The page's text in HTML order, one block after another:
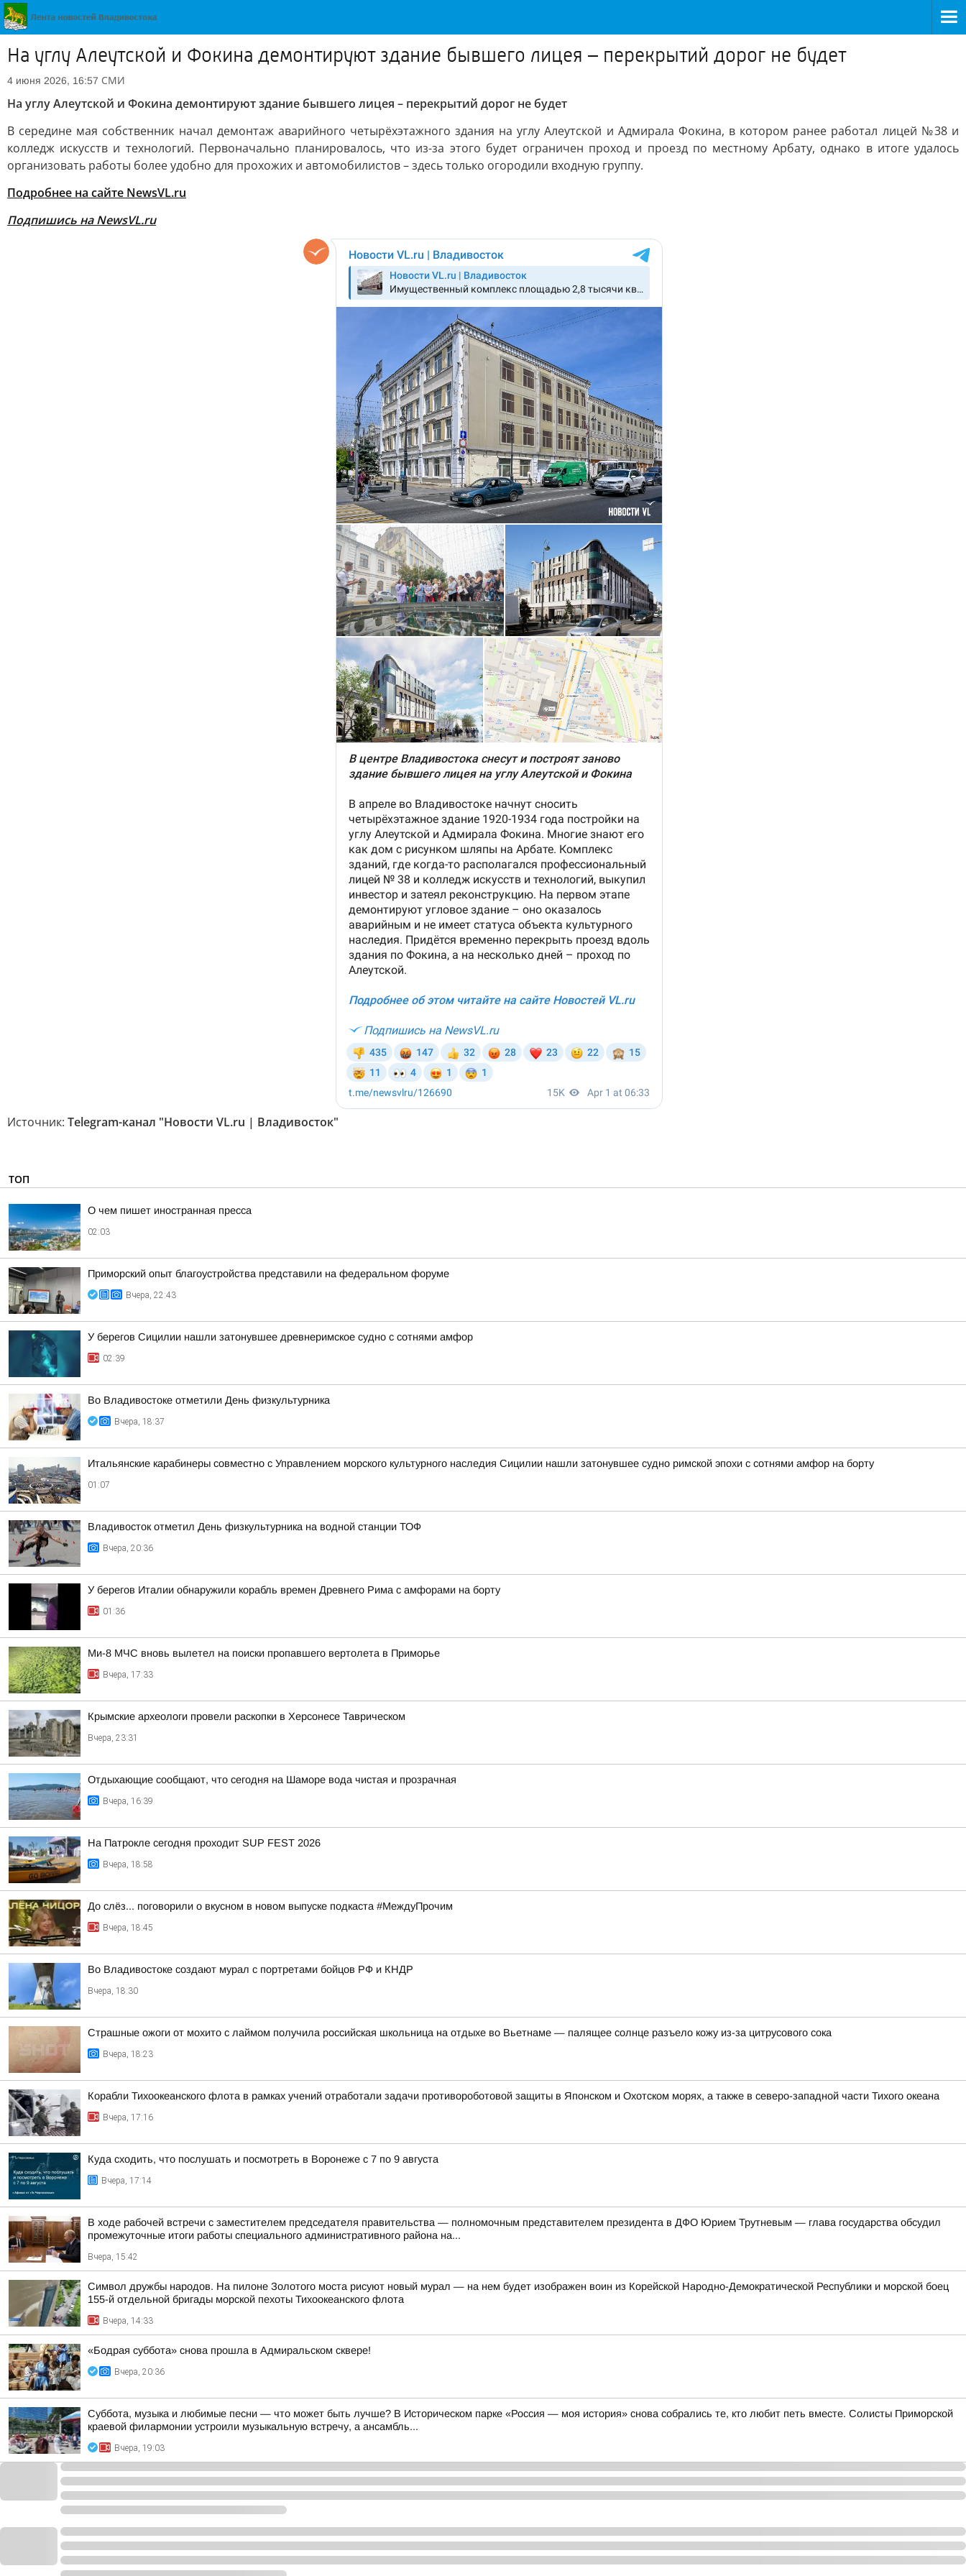
На углу Алеутской и Фокина демонтируют здание бывшего лицея – перекрытий дорог не будет
4 июня 2026, 16:57 СМИ
На углу Алеутской и Фокина демонтируют здание бывшего лицея – перекрытий дорог не будет
В середине мая собственник начал демонтаж аварийного четырёхэтажного здания на углу Алеутской и Адмирала Фокина, в котором ранее работал лицей №38 и
колледж искусств и технологий. Первоначально планировалось, что из-за этого будет ограничен проход и проезд по местному Арбату, однако в итоге удалось
организовать работы более удобно для прохожих и автомобилистов – здесь только огородили входную группу.
Подробнее на сайте NewsVL.ru
Подпишись на NewsVL.ru
Источник: Telegram-канал "Новости VL.ru | Владивосток"
ТОП
О чем пишет иностранная пресса
02:03
Приморский опыт благоустройства представили на федеральном форуме
Вчера, 22:43
У берегов Сицилии нашли затонувшее древнеримское судно с сотнями амфор
02:39
Во Владивостоке отметили День физкультурника
Вчера, 18:37
Итальянские карабинеры совместно с Управлением морского культурного наследия Сицилии нашли затонувшее судно римской эпохи с сотнями амфор на борту
01:07
Владивосток отметил День физкультурника на водной станции ТОФ
Вчера, 20:36
У берегов Италии обнаружили корабль времен Древнего Рима с амфорами на борту
01:36
Ми-8 МЧС вновь вылетел на поиски пропавшего вертолета в Приморье
Вчера, 17:33
Крымские археологи провели раскопки в Херсонесе Таврическом
Вчера, 23:31
Отдыхающие сообщают, что сегодня на Шаморе вода чистая и прозрачная
Вчера, 16:39
На Патрокле сегодня проходит SUP FEST 2026
Вчера, 18:58
До слёз... поговорили о вкусном в новом выпуске подкаста #МеждуПрочим
Вчера, 18:45
Во Владивостоке создают мурал с портретами бойцов РФ и КНДР
Вчера, 18:30
Страшные ожоги от мохито с лаймом получила российская школьница на отдыхе во Вьетнаме — палящее солнце разъело кожу из-за цитрусового сока
Вчера, 18:23
Корабли Тихоокеанского флота в рамках учений отработали задачи противороботовой защиты в Японском и Охотском морях, а также в северо-западной части Тихого океана
Вчера, 17:16
Куда сходить, что послушать и посмотреть в Воронеже с 7 по 9 августа
Вчера, 17:14
В ходе рабочей встречи с заместителем председателя правительства — полномочным представителем президента в ДФО Юрием Трутневым — глава государства обсудил
промежуточные итоги работы специального административного района на...
Вчера, 15:42
Символ дружбы народов. На пилоне Золотого моста рисуют новый мурал — на нем будет изображен воин из Корейской Народно-Демократической Республики и морской боец
155-й отдельной бригады морской пехоты Тихоокеанского флота
Вчера, 14:33
«Бодрая суббота» снова прошла в Адмиральском сквере!
Вчера, 20:36
Суббота, музыка и любимые песни — что может быть лучше? В Историческом парке «Россия — моя история» снова собрались те, кто любит петь вместе. Солисты Приморской
краевой филармонии устроили музыкальную встречу, а ансамбль...
Вчера, 19:03